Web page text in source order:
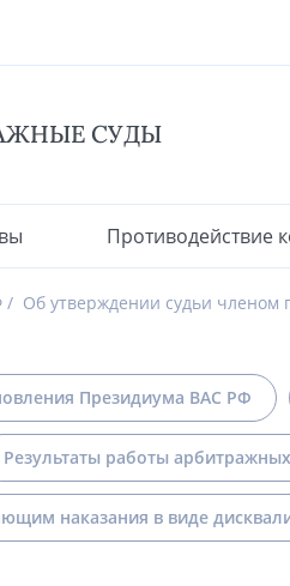
СУДЫ
Противодействие
Об утверждении судьи членом
Президиума ВАС РФ
Результаты работы
наказания в виде